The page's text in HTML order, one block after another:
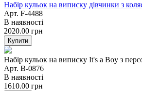
Набір кульок на виписку дівчинки з
Арт. F-4488
В наявності
2020.00 грн
Купити
Набір кульок на виписку It's a Boy з
Арт. B-0876
В наявності
1610.00 грн